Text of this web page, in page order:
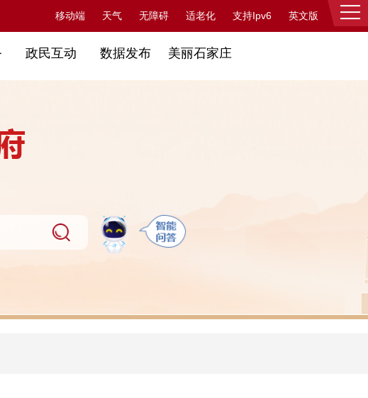
移动端 天气 无障碍 适老化 支持Ipv6 英文版 登录
政民互动 数据发布 美丽石家庄